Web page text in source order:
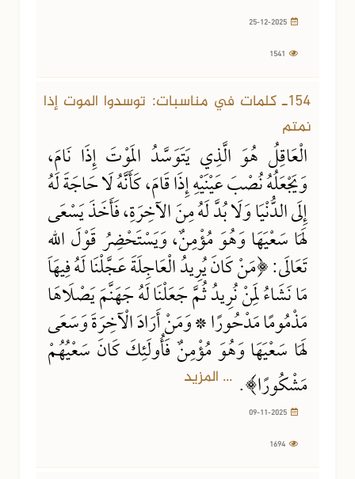
154ـ كلمات في مناسبات: توسدوا الموت إذا
نمتم
الْعَاقِلُ هُوَ الَّذِي يَتَوَسَّدُ المَوْتَ إِذَا نَامَ،
وَيَجْعَلُهُ نُصْبَ عَيْنَيْهِ إِذَا قَامَ، كَأَنَّهُ لَا حَاجَةَ لَهُ
إِلَى الدُّنْيَا وَلَا بُدَّ لَهُ مِنَ الآخِرَةِ، فَأَخَذَ يَسْعَى
لَهَا سَعْيَهَا وَهُوَ مُؤْمِنٌ، وَيَسْتَحْضِرُ قَوْلَ اللهِ
تَعَالَى: ﴿مَنْ كَانَ يُرِيدُ الْعَاجِلَةَ عَجَّلْنَا لَهُ فِيهَا
مَا نَشَاءُ لِمَنْ نُرِيدُ ثُمَّ جَعَلْنَا لَهُ جَهَنَّمَ يَصْلَاهَا
مَذْمُومًا مَدْحُورًا * وَمَنْ أَرَادَ الْآخِرَةَ وَسَعَى
لَهَا سَعْيَهَا وَهُوَ مُؤْمِنٌ فَأُولَئِكَ كَانَ سَعْيُهُمْ
مَشْكُورًا﴾. ... المزيد